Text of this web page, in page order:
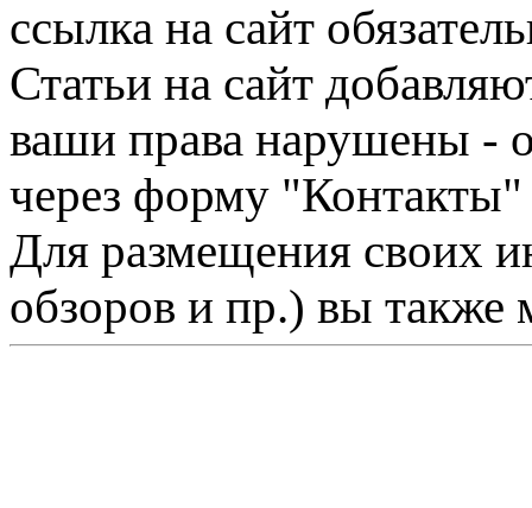
ссылка на сайт
Статьи на сайт
ваши права нарушены -
через форму "Контакты"
Для размещения своих
обзоров и пр.) вы также